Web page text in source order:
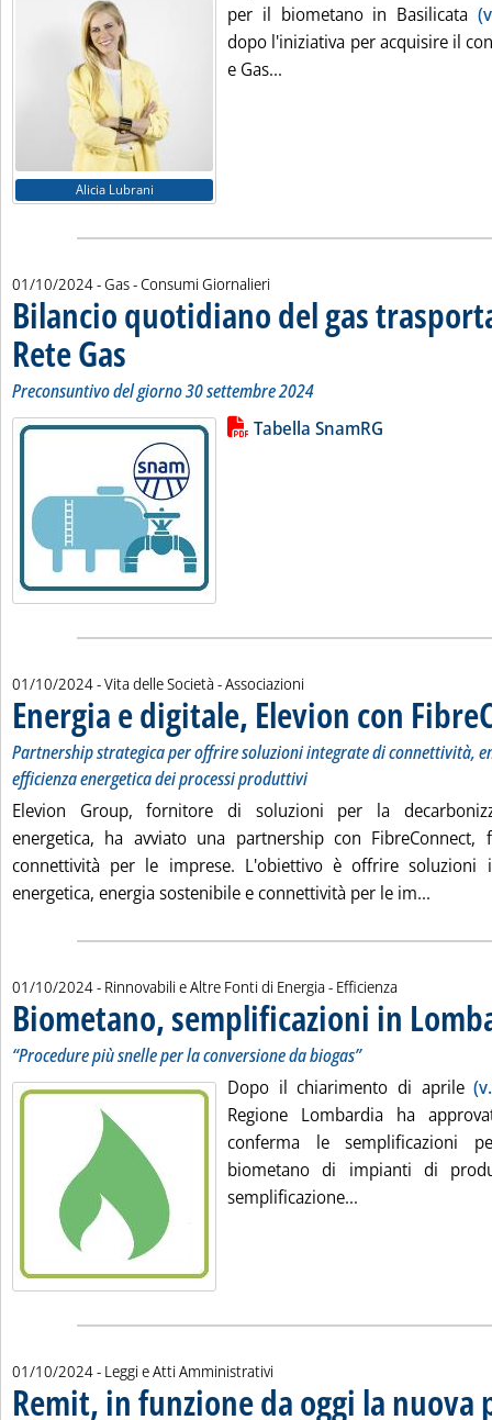
Alicia Lubrani
per il biometano in Basilicata
dopo l'iniziativa per acquisire il
e Gas...
01/10/2024- Gas - Consumi Giornalieri
Bilancio quotidiano del gas
Rete Gas . Sottotitolo: Preconsuntivo del giorno 30 settembre 2024
. Pubblicata martedì 01 ottobre 2024 alle 11.53.
Preconsuntivo del giorno 30 settembre 2024
Leggi tutta la notizia: 'Bilancio
Lista allegati PDF alla notiziaTabella SnamRG
01/10/2024- Vita delle Società - Associazioni
Energia e digitale, Elevion con
Partnership strategica per offrire soluzioni integrate di connettività,
efficienza energetica dei processi produttivi
Elevion Group, fornitore di soluzioni per la
energetica, ha avviato una partnership con
connettività per le imprese. L'obiettivo è offrire soluzioni
energetica, energia sostenibile e connettività per le im...
01/10/2024- Rinnovabili e Altre Fonti di Energia - Efficienza
Biometano, semplificazioni in
“Procedure più snelle per la conversione da biogas”
Dopo il chiarimento di aprile
Regione Lombardia ha
conferma le semplificazioni
biometano di impianti di
semplificazione...
01/10/2024- Leggi e Atti Amministrativi
Remit, in funzione da oggi la